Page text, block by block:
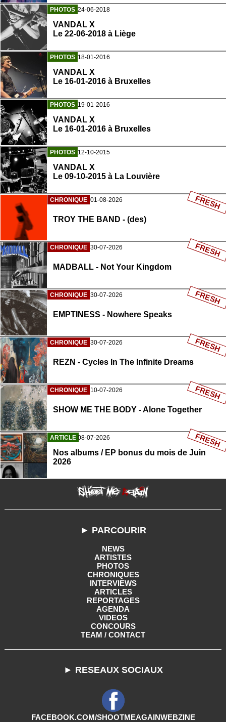
PHOTOS 24-06-2018
VANDAL X
Le 22-06-2018 à Liège
PHOTOS 18-01-2016
VANDAL X
Le 16-01-2016 à Bruxelles
PHOTOS 19-01-2016
VANDAL X
Le 16-01-2016 à Bruxelles
PHOTOS 12-10-2015
VANDAL X
Le 09-10-2015 à La Louvière
CHRONIQUE 01-08-2026
TROY THE BAND - (des)
FRESH
CHRONIQUE 30-07-2026
MADBALL - Not Your Kingdom
FRESH
CHRONIQUE 30-07-2026
EMPTINESS - Nowhere Speaks
FRESH
CHRONIQUE 30-07-2026
REZN - Cycles In The Infinite Dreams
FRESH
CHRONIQUE 10-07-2026
SHOW ME THE BODY - Alone Together
FRESH
ARTICLE 08-07-2026
Nos albums / EP bonus du mois de Juin
2026
FRESH
► PARCOURIR
NEWS
ARTISTES
PHOTOS
CHRONIQUES
INTERVIEWS
ARTICLES
REPORTAGES
AGENDA
VIDEOS
CONCOURS
TEAM / CONTACT
► RESEAUX SOCIAUX
FACEBOOK.COM/SHOOTMEAGAINWEBZINE